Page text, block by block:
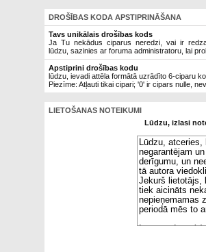
DROŠĪBAS KODA APSTIPRINĀŠANA
Tavs unikālais drošības kods
Ja Tu nekādus ciparus neredzi, vai ir
lūdzu, sazinies ar foruma administratoru, lai
Apstiprini drošības kodu
lūdzu, ievadi attēla formātā uzrādīto 6-ciparu
Piezīme: Atļauti tikai cipari; '0' ir cipars nulle,
LIETOŠANAS NOTEIKUMI
Lūdzu, izlasi